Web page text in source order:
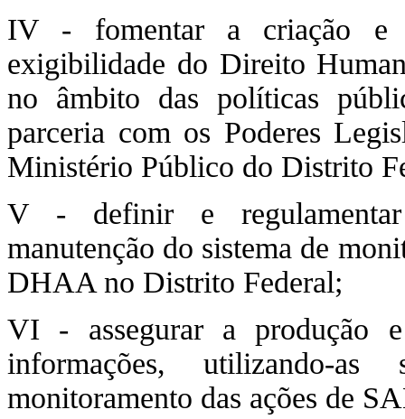
IV - fomentar a criação e
exigibilidade do Direito
no âmbito das políticas
parceria com os Poderes
Ministério Público do Distrito
V - definir e regulamentar
manutenção do sistema de
DHAA no Distrito Federal;
VI - assegurar a produção
informações, utilizando-
monitoramento das ações de